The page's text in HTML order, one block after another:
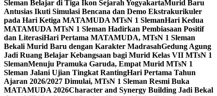
Sleman Belajar di Tiga Ikon Sejarah YogyakartaMurid Baru
Antusias Ikuti Simulasi Bencana dan Demo Ekstrakurikuler
pada Hari Ketiga MATAMUDA MTsN 1 SlemanHari Kedua
MATAMUDA MTsN 1 Sleman Hadirkan Pembiasaan Positif
dan LiterasiHari Pertama MATAMUDA, MTsN 1 Sleman
Bekali Murid Baru dengan Karakter MadrasahGedung Agung
Jadi Ruang Belajar Kebangsaan bagi Murid Kelas VII MTsN 1
SlemanMenuju Pramuka Garuda, Empat Murid MTsN 1
Sleman Jalani Ujian Tingkat RantingHari Pertama Tahun
Ajaran 2026/2027 Dimulai, MTsN 1 Sleman Resmi Buka
MATAMUDA 2026Character and Synergy Building Jadi Bekal